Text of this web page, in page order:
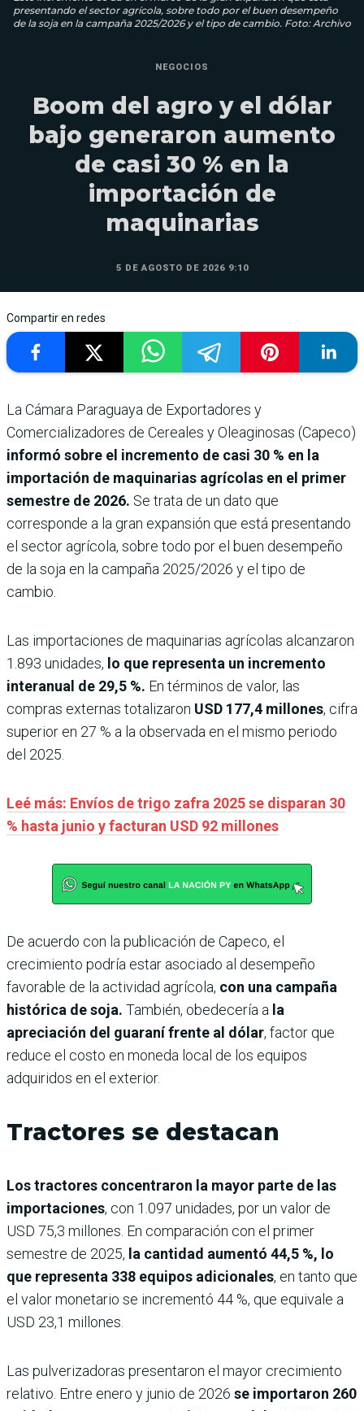
presentando el sector agrícola, sobre todo por el buen desempeño
de la soja en la campaña 2025/2026 y el tipo de cambio. Foto: Archivo
NEGOCIOS
Boom del agro y el dólar
bajo generaron aumento
de casi 30 % en la
importación de
maquinarias
5 DE AGOSTO DE 2026 9:10
Compartir en redes
La Cámara Paraguaya de Exportadores y
Comercializadores de Cereales y Oleaginosas (Capeco)
informó sobre el incremento de casi 30 % en la
importación de maquinarias agrícolas en el primer
semestre de 2026. Se trata de un dato que
corresponde a la gran expansión que está presentando
el sector agrícola, sobre todo por el buen desempeño
de la soja en la campaña 2025/2026 y el tipo de
cambio.
Las importaciones de maquinarias agrícolas alcanzaron
1.893 unidades, lo que representa un incremento
interanual de 29,5 %. En términos de valor, las
compras externas totalizaron USD 177,4 millones, cifra
superior en 27 % a la observada en el mismo periodo
del 2025.
Leé más: Envíos de trigo zafra 2025 se disparan 30
% hasta junio y facturan USD 92 millones
De acuerdo con la publicación de Capeco, el
crecimiento podría estar asociado al desempeño
favorable de la actividad agrícola, con una campaña
histórica de soja. También, obedecería a la
apreciación del guaraní frente al dólar, factor que
reduce el costo en moneda local de los equipos
adquiridos en el exterior.
Tractores se destacan
Los tractores concentraron la mayor parte de las
importaciones, con 1.097 unidades, por un valor de
USD 75,3 millones. En comparación con el primer
semestre de 2025, la cantidad aumentó 44,5 %, lo
que representa 338 equipos adicionales, en tanto que
el valor monetario se incrementó 44 %, que equivale a
USD 23,1 millones.
Las pulverizadoras presentaron el mayor crecimiento
relativo. Entre enero y junio de 2026 se importaron 260